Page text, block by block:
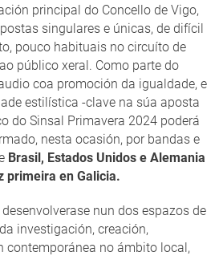
principal do Concello de Vigo,
singulares e únicas, de difícil
pouco habituais no circuíto de
público xeral. Como parte do
coa promoción da igualdade, e
estilística -clave na súa aposta
do Sinsal Primavera 2024 poderá
nesta ocasión, por bandas e
Brasil, Estados Unidos e Alemania
primeira en Galicia.
nun dos espazos de
investigación, creación,
contemporánea no ámbito local,